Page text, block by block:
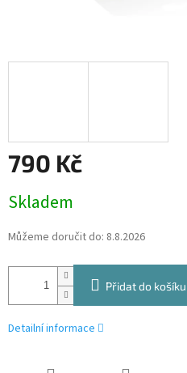
790 Kč
cena:
Skladem
Můžeme doručit do: 8.8.2026
Přidat do košíku
Detailní informace